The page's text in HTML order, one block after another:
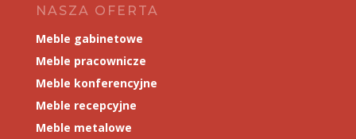
NASZA OFERTA
Meble gabinetowe
Meble pracownicze
Meble konferencyjne
Meble recepcyjne
Meble metalowe